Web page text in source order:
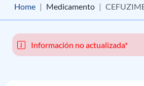
Home Medicamento
Información no actualizada*